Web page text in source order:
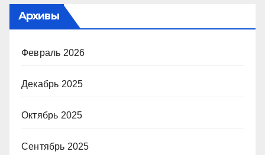
Архивы
Февраль 2026
Декабрь 2025
Октябрь 2025
Сентябрь 2025